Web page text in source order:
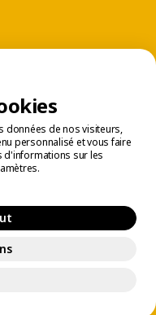
réservés.
données de nos visiteurs,
personnalisé et vous faire
d'informations sur les